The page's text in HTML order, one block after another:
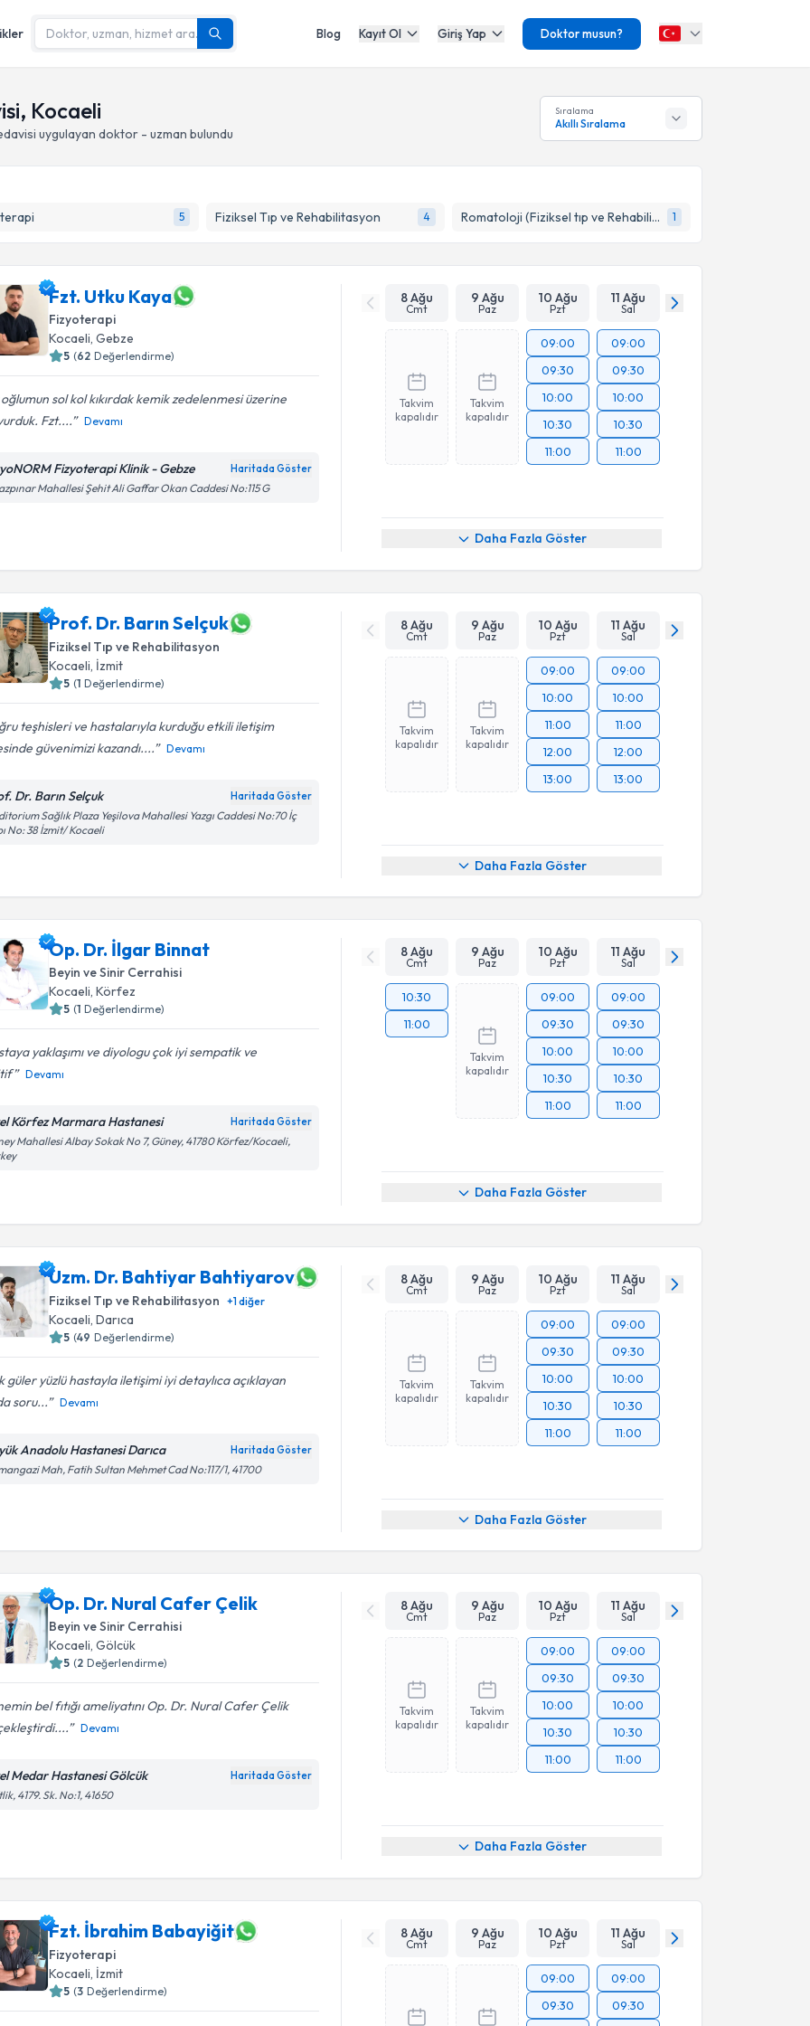
Blog Kayıt Ol Giriş Yap Doktor musun?
Kocaeli
uygulayan doktor - uzman bulundu
Sıralama
Akıllı Sıralama
5 Fiziksel Tıp ve Rehabilitasyon 4 Romatoloji (Fiziksel tıp ve Rehabilitasyon) 1
Fzt. Utku Kaya
Fizyoterapi
Kocaeli, Gebze
5 (62 Değerlendirme)
sol kol kıkırdak kemik zedelenmesi üzerine
Fzt....
Devamı
Fizyoterapi Klinik - Gebze Haritada Göster
Mahallesi Şehit Ali Gaffar Okan Caddesi No:115 G
8 Ağu
Cmt
9 Ağu
Paz
10 Ağu
Pzt
11 Ağu
Sal
Takvim
kapalıdır
Takvim
kapalıdır
09:00
09:30
10:00
10:30
11:00
09:00
09:30
10:00
10:30
11:00
Daha Fazla Göster
Prof. Dr. Barın Selçuk
Fiziksel Tıp ve Rehabilitasyon
Kocaeli , İzmit
5 (1 Değerlendirme)
teşhisleri ve hastalarıyla kurduğu etkili iletişim
güvenimizi kazandı....
Devamı
Dr. Barın Selçuk Haritada Göster
Sağlık Plaza Yeşilova Mahallesi Yazgı Caddesi No:70 İç
No: 38 İzmit/ Kocaeli
8 Ağu
Cmt
9 Ağu
Paz
10 Ağu
Pzt
11 Ağu
Sal
Takvim
kapalıdır
Takvim
kapalıdır
09:00
10:00
11:00
12:00
13:00
09:00
10:00
11:00
12:00
13:00
Daha Fazla Göster
Op. Dr. İlgar Binnat
Beyin ve Sinir Cerrahisi
Kocaeli, Körfez
5 (1 Değerlendirme)
yaklaşımı ve diyologu çok iyi sempatik ve
Devamı
Körfez Marmara Hastanesi Haritada Göster
Mahallesi Albay Sokak No 7, Güney, 41780 Körfez/Kocaeli,
8 Ağu
Cmt
9 Ağu
Paz
10 Ağu
Pzt
11 Ağu
Sal
10:30
11:00
Takvim
kapalıdır
09:00
09:30
10:00
10:30
11:00
09:00
09:30
10:00
10:30
11:00
Daha Fazla Göster
Uzm. Dr. Bahtiyar Bahtiyarov
Fiziksel Tıp ve Rehabilitasyon +1diğer
Kocaeli , Darıca
5 (49 Değerlendirme)
güler yüzlü hastayla iletişimi iyi detaylıca açıklayan
soru...
Devamı
Anadolu Hastanesi Darıca Haritada Göster
Mah, Fatih Sultan Mehmet Cad No:117/1, 41700
8 Ağu
Cmt
9 Ağu
Paz
10 Ağu
Pzt
11 Ağu
Sal
Takvim
kapalıdır
Takvim
kapalıdır
09:00
09:30
10:00
10:30
11:00
09:00
09:30
10:00
10:30
11:00
Daha Fazla Göster
Op. Dr. Nural Cafer Çelik
Beyin ve Sinir Cerrahisi
Kocaeli, Gölcük
5 (2 Değerlendirme)
bel fıtığı ameliyatını Op. Dr. Nural Cafer Çelik
Devamı
Medar Hastanesi Gölcük Haritada Göster
4179. Sk. No:1, 41650
8 Ağu
Cmt
9 Ağu
Paz
10 Ağu
Pzt
11 Ağu
Sal
Takvim
kapalıdır
Takvim
kapalıdır
09:00
09:30
10:00
10:30
11:00
09:00
09:30
10:00
10:30
11:00
Daha Fazla Göster
Fzt. İbrahim Babayiğit
Fizyoterapi
Kocaeli , İzmit
5 (3 Değerlendirme)
8 Ağu
Cmt
9 Ağu
Paz
10 Ağu
Pzt
11 Ağu
Sal
09:00
09:30
09:00
09:30